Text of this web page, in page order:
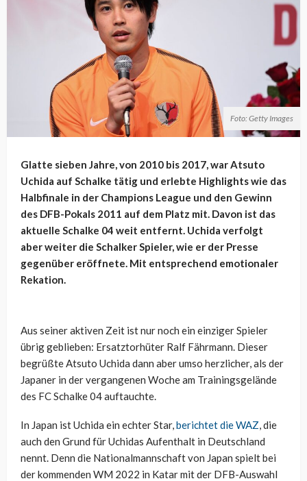
Foto: Getty Images
Glatte sieben Jahre, von 2010 bis 2017, war Atsuto
Uchida auf Schalke tätig und erlebte Highlights wie das
Halbfinale in der Champions League und den Gewinn
des DFB-Pokals 2011 auf dem Platz mit. Davon ist das
aktuelle Schalke 04 weit entfernt. Uchida verfolgt
aber weiter die Schalker Spieler, wie er der Presse
gegenüber eröffnete. Mit entsprechend emotionaler
Rekation.
Aus seiner aktiven Zeit ist nur noch ein einziger Spieler
übrig geblieben: Ersatztorhüter Ralf Fährmann. Dieser
begrüßte Atsuto Uchida dann aber umso herzlicher, als der
Japaner in der vergangenen Woche am Trainingsgelände
des FC Schalke 04 auftauchte.
In Japan ist Uchida ein echter Star,berichtet die WAZ, die
auch den Grund für Uchidas Aufenthalt in Deutschland
nennt. Denn die Nationalmannschaft von Japan spielt bei
der kommenden WM 2022 in Katar mit der DFB-Auswahl